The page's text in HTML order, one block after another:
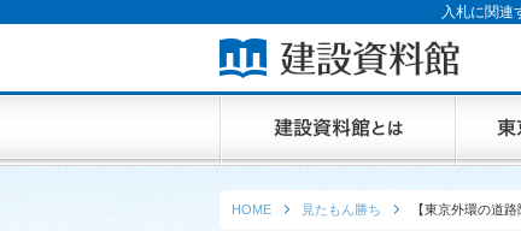
入札に関連
HOME 見たもん勝ち 【東京外環の道